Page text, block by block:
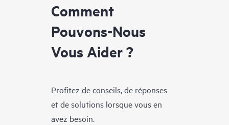
Comment
Pouvons-Nous
Vous Aider ?
Profitez de conseils, de réponses
et de solutions lorsque vous en
avez besoin.